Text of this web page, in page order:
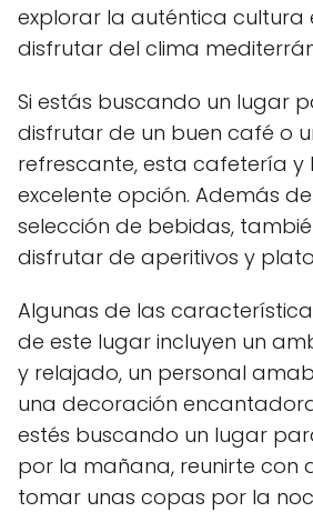
explorar la auténtica cultura
disfrutar del clima
Si estás buscando un lugar
disfrutar de un buen café o
refrescante, esta cafetería y
excelente opción. Además
selección de bebidas,
disfrutar de aperitivos y
Algunas de las
de este lugar incluyen un
y relajado, un personal
una decoración
estés buscando un lugar
por la mañana, reunirte con
tomar unas copas por la